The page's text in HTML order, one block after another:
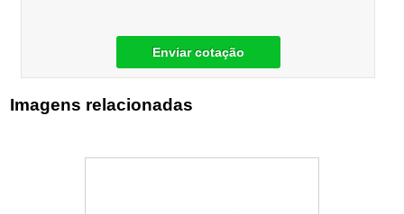
Enviar cotação
Imagens relacionadas